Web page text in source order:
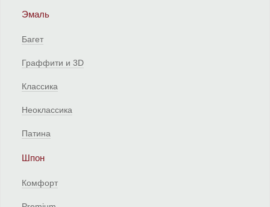
Эмаль
Багет
Граффити и 3D
Классика
Неоклассика
Патина
Шпон
Комфорт